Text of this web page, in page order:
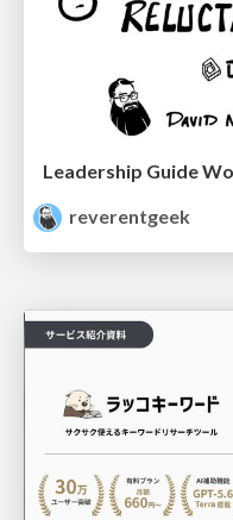
Leadership Guide
reverentgeek